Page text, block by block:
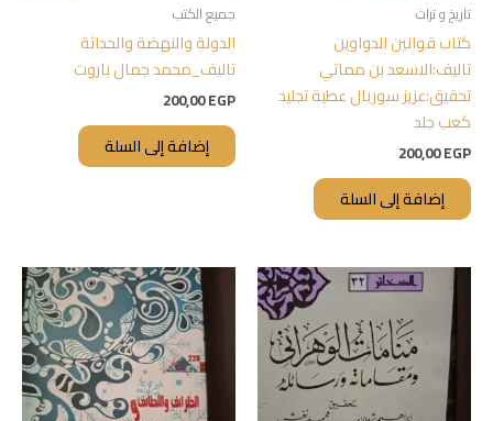
تاريخ و تراث
كتاب قوانين الدواوين
تاليف:الاسعد بن مماتي
تحقيق:عزيز سوريال عطية تجليد
كعب جلد
200,00EGP
إضافة إلى السلة
جميع الكتب
الدولة والنهضة والحداثة
تاليف_محمد جمال باروت
200,00EGP
إضافة إلى السلة